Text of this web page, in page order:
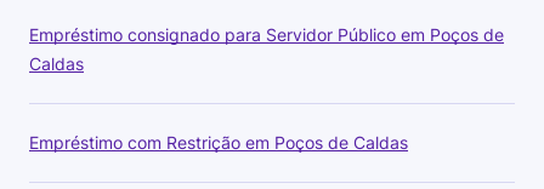
Empréstimo consignado para Servidor Público em Poços de
Caldas
Empréstimo com Restrição em Poços de Caldas